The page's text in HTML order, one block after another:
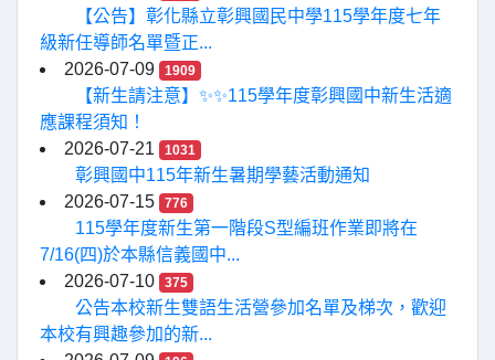
【公告】彰化縣立彰興國民中學115學年度七年
級新任導師名單暨正...
2026-07-09
1909
【新生請注意】✨✨115學年度彰興國中新生活適
應課程須知！
2026-07-21
1031
彰興國中115年新生暑期學藝活動通知
2026-07-15
776
115學年度新生第一階段S型編班作業即將在
7/16(四)於本縣信義國中...
2026-07-10
375
公告本校新生雙語生活營參加名單及梯次，歡迎
本校有興趣參加的新...